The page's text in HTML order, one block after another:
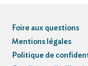
Foire aux questions
Mentions légales
Politique de